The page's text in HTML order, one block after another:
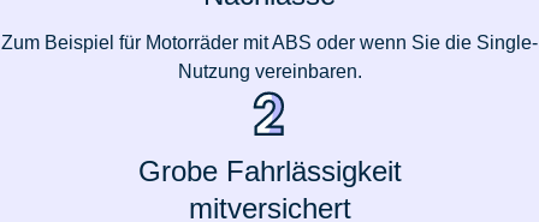
Zum Beispiel für Motorräder mit ABS oder wenn Sie die Single-
Nutzung vereinbaren.
Grobe Fahrlässigkeit
mitversichert